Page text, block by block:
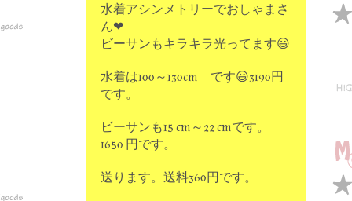
水着アシンメトリーでおしゃまさ
ん❤
ビーサンもキラキラ光ってます😃
水着は100～130cm です😃3190円
です。
ビーサンも15 cm～22 cmです。
1650 円です。
送ります。送料360円です。